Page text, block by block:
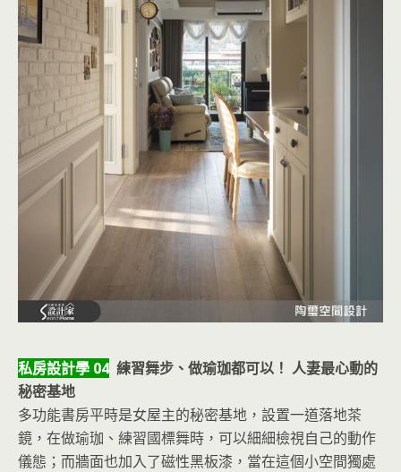
私房設計學 04練習舞步、做瑜珈都可以！ 人妻最心動的
秘密基地
多功能書房平時是女屋主的秘密基地，設置一道落地茶
鏡，在做瑜珈、練習國標舞時，可以細細檢視自己的動作
儀態；而牆面也加入了磁性黑板漆，當在這個小空間獨處